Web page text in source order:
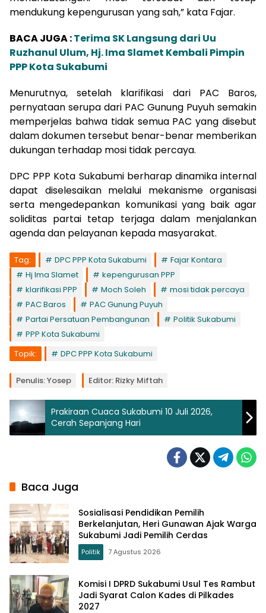
mendukung kepengurusan yang sah,” kata Fajar.
BACA JUGA :Terima SK Langsung dari Uu
Ruzhanul Ulum, Hj. Ima Slamet Kembali Pimpin
PPP Kota Sukabumi
Menurutnya, setelah klarifikasi dari PAC Baros,
pernyataan serupa dari PAC Gunung Puyuh semakin
memperjelas bahwa tidak semua PAC yang disebut
dalam dokumen tersebut benar-benar memberikan
dukungan terhadap mosi tidak percaya.
DPC PPP Kota Sukabumi berharap dinamika internal
dapat diselesaikan melalui mekanisme organisasi
serta mengedepankan komunikasi yang baik agar
soliditas partai tetap terjaga dalam menjalankan
agenda dan pelayanan kepada masyarakat.
Tag: DPC PPP Kota Sukabumi
Fajar Kontara
Hj Ima Slamet
kepengurusan PPP
klarifikasi PPP
Moch Soleh
mosi tidak percaya
PAC Baros
PAC Gunung Puyuh
Partai Persatuan Pembangunan
Politik Sukabumi
PPP Kota Sukabumi
Topik:
DPC PPP Kota Sukabumi
Penulis: Yosep Editor: Rizky Miftah
Prakiraan Cuaca Sukabumi 10 Juli 2026,
Cerah Sepanjang Hari
Baca Juga
Sosialisasi Pendidikan Pemilih
Berkelanjutan, Heri Gunawan Ajak Warga
Sukabumi Jadi Pemilih Cerdas
Politik 7 Agustus 2026
Komisi I DPRD Sukabumi Usul Tes Rambut
Jadi Syarat Calon Kades di Pilkades
2027